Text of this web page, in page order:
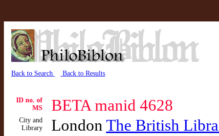
Back to Search Back to Results
ID no. of
MS
BETA manid 4628
City and
Library
London The British